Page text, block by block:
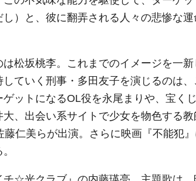
）と、彼に翻弄される人々の悲惨な
松坂桃李。これまでのイメージを一
ていく刑事・多田友子を演じるのは
ットになるOL役を永尾まりや、宝く
、出会い系サイトで少女を物色する
仁美らが出演。さらに映画『不能犯